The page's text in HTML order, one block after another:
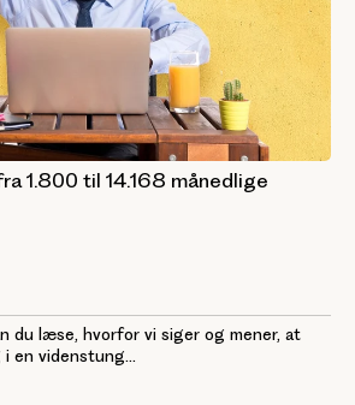
1.800 til 14.168 månedlige
du læse, hvorfor vi siger og mener, at
en videnstung...